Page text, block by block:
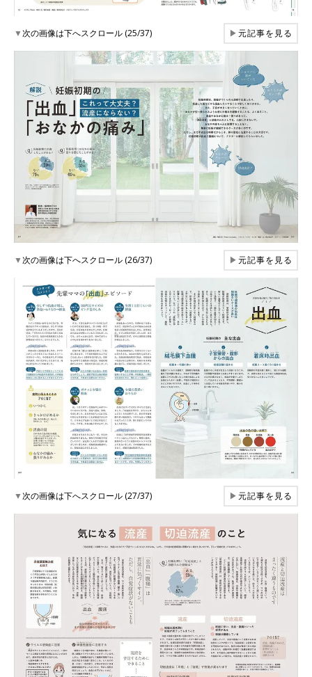
▼次の画像は下へスクロール (25/37) ▶元記事を見る
▼次の画像は下へスクロール (26/37) ▶元記事を見る
▼次の画像は下へスクロール (27/37) ▶元記事を見る